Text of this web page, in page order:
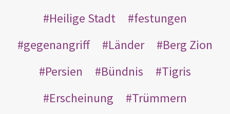
Heilige Stadt
festungen
gegenangriff
Länder
Berg Zion
Persien
Bündnis
Tigris
Erscheinung
Trümmern